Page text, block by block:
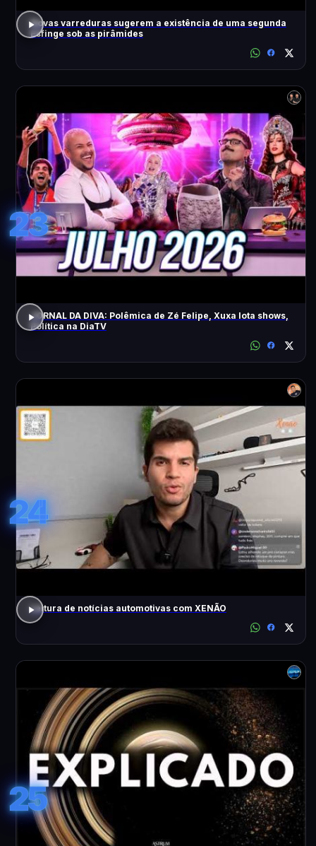
Novas varreduras sugerem a existência de uma segunda
Esfinge sob as pirâmides
23
JORNAL DA DIVA: Polêmica de Zé Felipe, Xuxa lota shows,
Política na DiaTV
24
Leitura de notícias automotivas com XENÃO
25